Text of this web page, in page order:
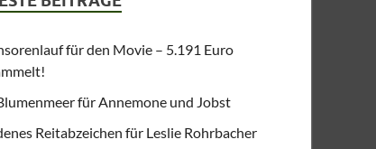
für den Movie – 5.191 Euro
für Annemone und Jobst
Reitabzeichen für Leslie Rohrbacher